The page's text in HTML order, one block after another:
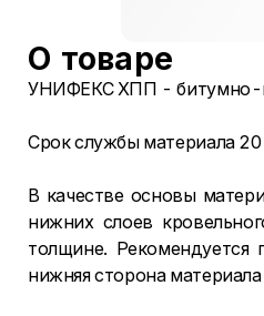
О товаре
УНИФЕКС ХПП - битумно-
Срок службы материала
В качестве основы
нижних слоев
толщине. Рекомендуется
нижняя сторона